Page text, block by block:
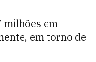
milhões em
em torno de